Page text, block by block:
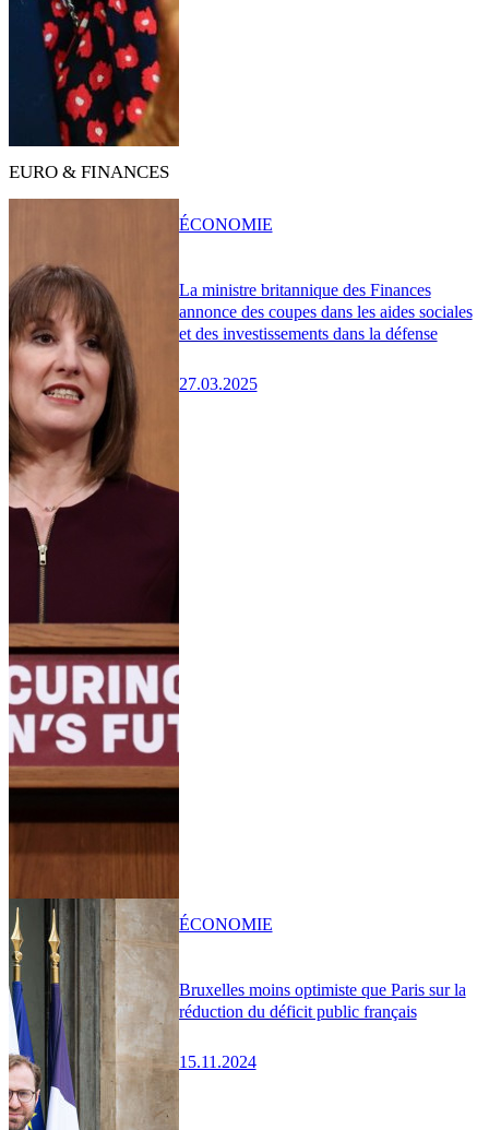
EURO & FINANCES
La ministre britannique des Finances
annonce des coupes dans les aides sociales
et des investissements dans la défense
27.03.2025
ÉCONOMIE
Bruxelles moins optimiste que Paris sur la
réduction du déficit public français
15.11.2024
ÉCONOMIE